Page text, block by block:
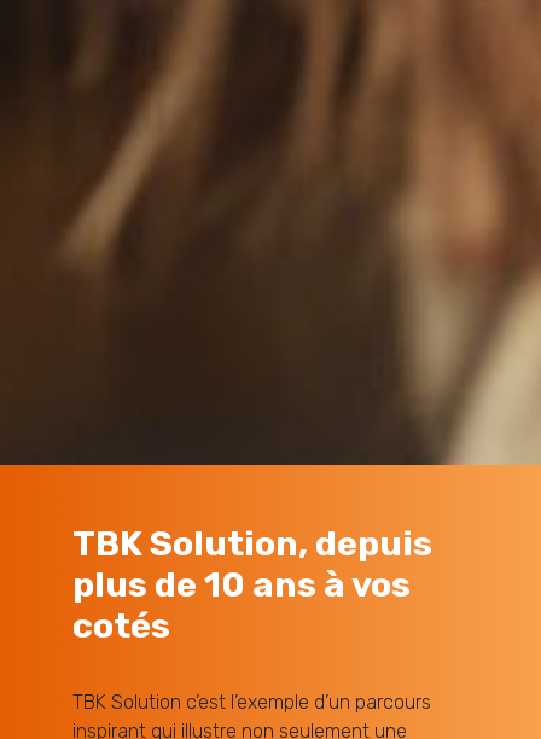
TBK Solution, depuis
plus de 10 ans à vos
cotés
TBK Solution c’est l’exemple d’un parcours
inspirant qui illustre non seulement une